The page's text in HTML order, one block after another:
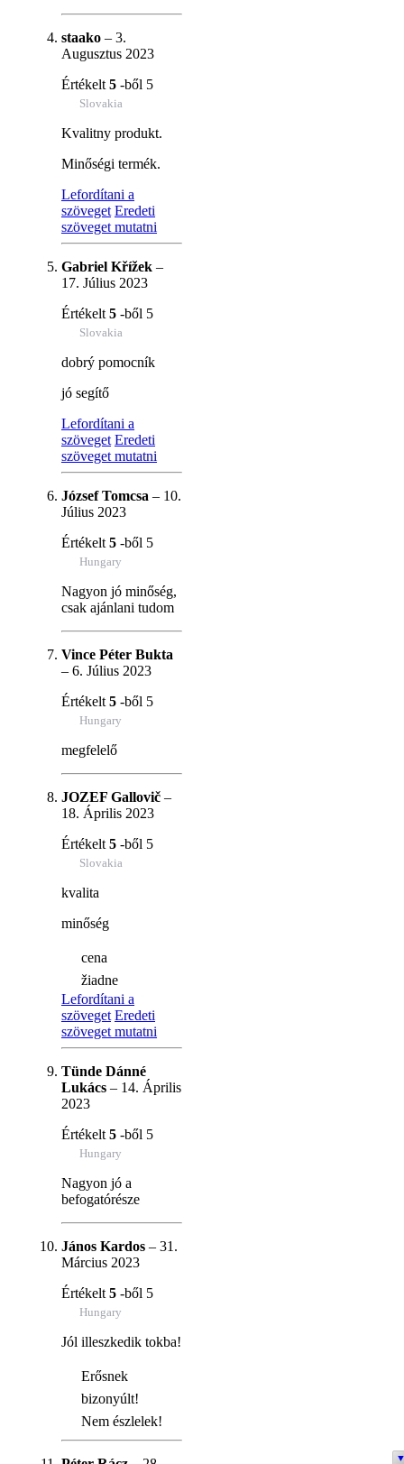
staako – 3.
Augusztus 2023
Értékelt 5 -ből 5
Slovakia
Kvalitny produkt.
Minőségi termék.
Lefordítani a
szöveget Eredeti
szöveget mutatni
Gabriel Křížek –
17. Július 2023
Értékelt 5 -ből 5
Slovakia
dobrý pomocník
jó segítő
Lefordítani a
szöveget Eredeti
szöveget mutatni
József Tomcsa – 10.
Július 2023
Értékelt 5 -ből 5
Hungary
Nagyon jó minőség,
csak ajánlani tudom
Vince Péter Bukta
– 6. Július 2023
Értékelt 5 -ből 5
Hungary
megfelelő
JOZEF Gallovič –
18. Április 2023
Értékelt 5 -ből 5
Slovakia
kvalita
minőség
cena
žiadne
Lefordítani a
szöveget Eredeti
szöveget mutatni
Tünde Dánné
Lukács – 14. Április
2023
Értékelt 5 -ből 5
Hungary
Nagyon jó a
befogatórésze
János Kardos – 31.
Március 2023
Értékelt 5 -ből 5
Hungary
Jól illeszkedik tokba!
Erősnek
bizonyúlt!
Nem észlelek!